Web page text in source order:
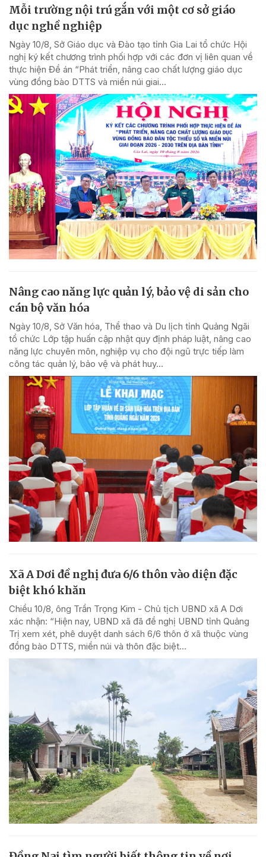
Mỗi trường nội trú gắn với một cơ sở giáo
dục nghề nghiệp
Ngày 10/8, Sở Giáo dục và Đào tạo tỉnh Gia Lai tổ chức Hội
nghị ký kết chương trình phối hợp với các đơn vị liên quan về
thực hiện Đề án “Phát triển, nâng cao chất lượng giáo dục
vùng đồng bào DTTS và miền núi giai...
Nâng cao năng lực quản lý, bảo vệ di sản cho
cán bộ văn hóa
Ngày 10/8, Sở Văn hóa, Thể thao và Du lịch tỉnh Quảng Ngãi
tổ chức Lớp tập huấn cập nhật quy định pháp luật, nâng cao
năng lực chuyên môn, nghiệp vụ cho đội ngũ trực tiếp làm
công tác quản lý, bảo vệ và phát huy...
Xã A Dơi đề nghị đưa 6/6 thôn vào diện đặc
biệt khó khăn
Chiều 10/8, ông Trần Trọng Kim - Chủ tịch UBND xã A Dơi
xác nhận: “Hiện nay, UBND xã đã đề nghị UBND tỉnh Quảng
Trị xem xét, phê duyệt danh sách 6/6 thôn ở xã thuộc vùng
đồng bào DTTS, miền núi và thôn đặc biệt...